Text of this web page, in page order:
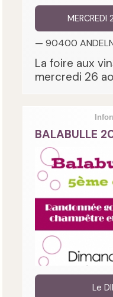
— 90400
La foire aux
mercredi 26
BALABULLE
Le